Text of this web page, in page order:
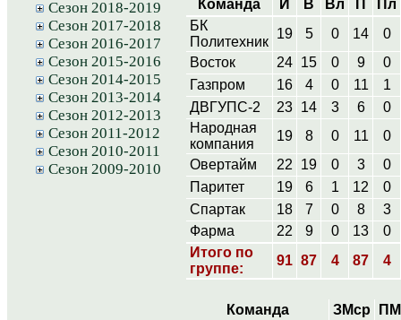
Сезон 2018-2019
Сезон 2017-2018
Сезон 2016-2017
Сезон 2015-2016
Сезон 2014-2015
Сезон 2013-2014
Сезон 2012-2013
Сезон 2011-2012
Сезон 2010-2011
Сезон 2009-2010
Команда И В Вл П
Пл
БК
Политехник
19 5 0 14
0
Восток
24 15 0 9
0
Газпром
16 4 0 11
1
ДВГУПС-2
23 14 3 6
0
Народная
компания
19 8 0 11
0
Овертайм
22 19 0 3
0
Паритет
19 6 1 12
0
Спартак
18 7 0 8
3
Фарма
22 9 0 13
0
Итого по
группе:
91 87 4 87 4
Команда ЗМср